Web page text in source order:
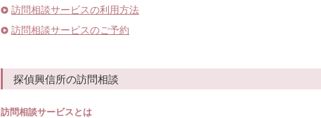
訪問相談サービスの利用方法
訪問相談サービスのご予約
探偵興信所の訪問相談
訪問相談サービスとは